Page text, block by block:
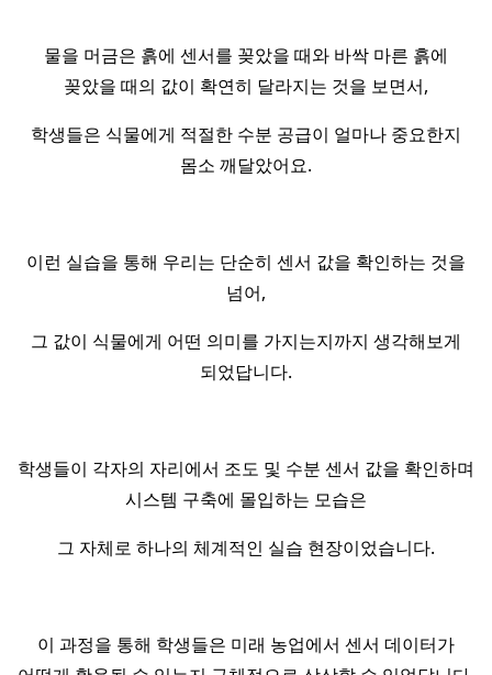
물을 머금은 흙에 센서를 꽂았을 때와 바싹 마른 흙에
꽂았을 때의 값이 확연히 달라지는 것을 보면서,
학생들은 식물에게 적절한 수분 공급이 얼마나 중요한지
몸소 깨달았어요.
이런 실습을 통해 우리는 단순히 센서 값을 확인하는 것을
넘어,
그 값이 식물에게 어떤 의미를 가지는지까지 생각해보게
되었답니다.
학생들이 각자의 자리에서 조도 및 수분 센서 값을 확인하며
시스템 구축에 몰입하는 모습은
그 자체로 하나의 체계적인 실습 현장이었습니다.
이 과정을 통해 학생들은 미래 농업에서 센서 데이터가